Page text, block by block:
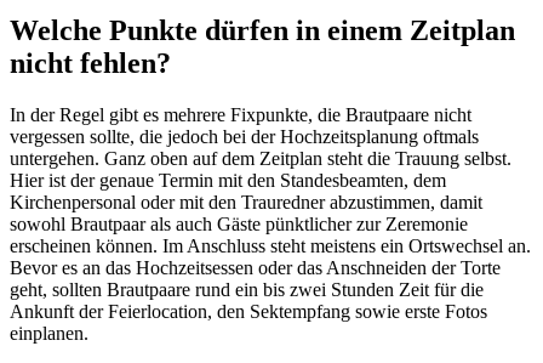
Welche Punkte dürfen in einem Zeitplan
nicht fehlen?
In der Regel gibt es mehrere Fixpunkte, die Brautpaare nicht
vergessen sollte, die jedoch bei der Hochzeitsplanung oftmals
untergehen. Ganz oben auf dem Zeitplan steht die Trauung selbst.
Hier ist der genaue Termin mit den Standesbeamten, dem
Kirchenpersonal oder mit den Trauredner abzustimmen, damit
sowohl Brautpaar als auch Gäste pünktlicher zur Zeremonie
erscheinen können. Im Anschluss steht meistens ein Ortswechsel an.
Bevor es an das Hochzeitsessen oder das Anschneiden der Torte
geht, sollten Brautpaare rund ein bis zwei Stunden Zeit für die
Ankunft der Feierlocation, den Sektempfang sowie erste Fotos
einplanen.